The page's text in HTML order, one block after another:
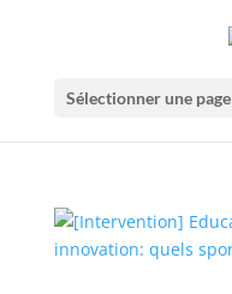
Sélectionner une page